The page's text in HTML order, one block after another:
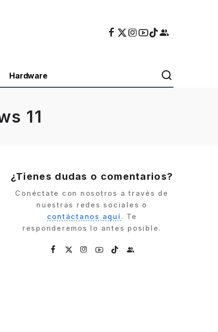
Hardware
11
¿Tienes dudas o comentarios?
Conéctate con nosotros a través de
nuestras redes sociales o
contáctanos aquí. Te
responderemos lo antes posible.